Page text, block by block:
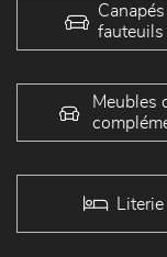
fauteuils
Meubles
Literie